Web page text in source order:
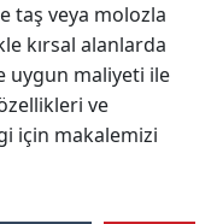
taş veya molozla
kırsal alanlarda
uygun maliyeti ile
ve
için makalemizi